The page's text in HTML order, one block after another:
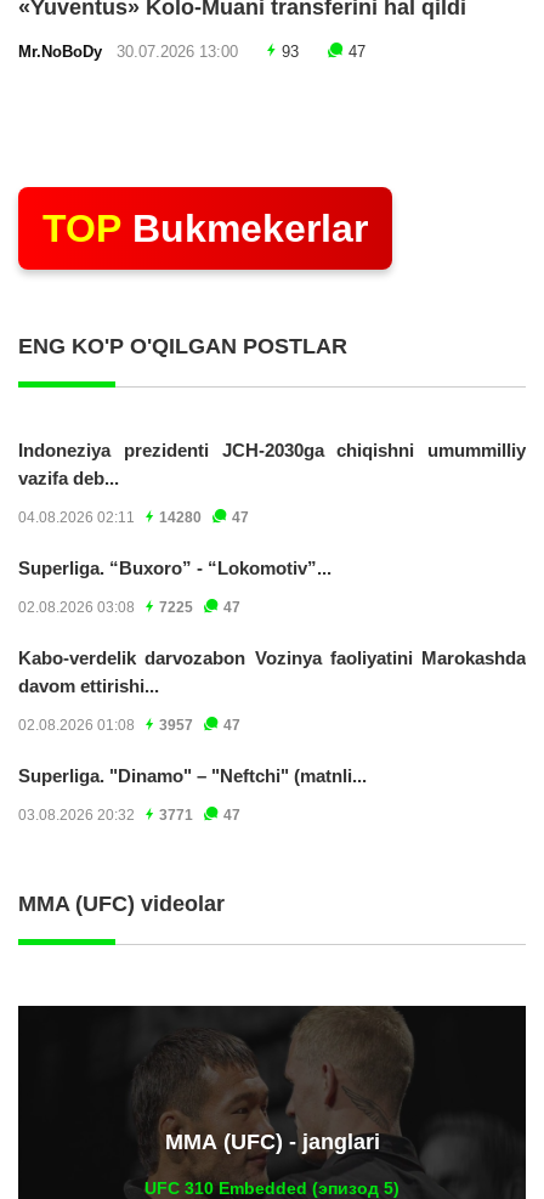
«Yuventus» Kolo-Muani transferini hal qildi
Mr.NoBoDy 30.07.2026 13:00 93 47
TOP Bukmekerlar
ENG KO'P O'QILGAN POSTLAR
Indoneziya prezidenti JCH-2030ga chiqishni umummilliy
vazifa deb...
04.08.2026 02:11 14280 47
Superliga. “Buxoro” - “Lokomotiv”...
02.08.2026 03:08 7225 47
Kabo-verdelik darvozabon Vozinya faoliyatini Marokashda
davom ettirishi...
02.08.2026 01:08 3957 47
Superliga. "Dinamo" – "Neftchi" (matnli...
03.08.2026 20:32 3771 47
MMA (UFC) videolar
ММА (UFC) - janglari
UFC 310 Embedded (эпизод 5)